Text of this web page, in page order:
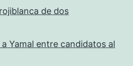
de dos
Yamal entre candidatos al